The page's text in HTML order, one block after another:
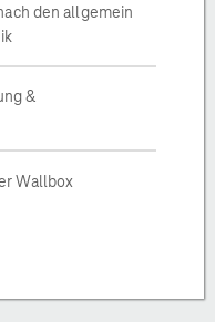
den allgemein
&
Wallbox